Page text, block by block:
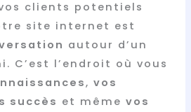
clients potentiels
site internet est
autour d’un
C’est l’endroit où vous
,vos
succès et mêmevos